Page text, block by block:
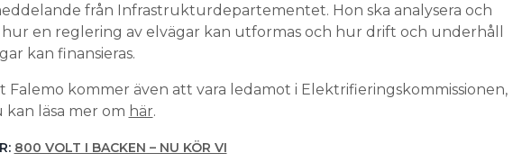
från Infrastrukturdepartementet. Hon ska analysera och
en reglering av elvägar kan utformas och hur drift och underhåll
kan finansieras.
Falemo kommer även att vara ledamot i Elektrifieringskommissionen,
kan läsa mer om här.
800 VOLT I BACKEN – NU KÖR VI